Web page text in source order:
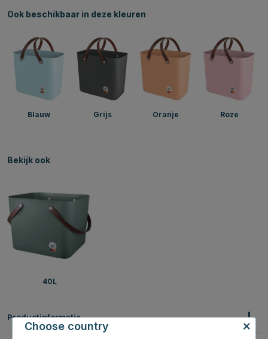
Ook beschikbaar in deze kleuren
Blauw Grijs Oranje Roze
Bekijk ook
40L
Productinformatie
Choose country